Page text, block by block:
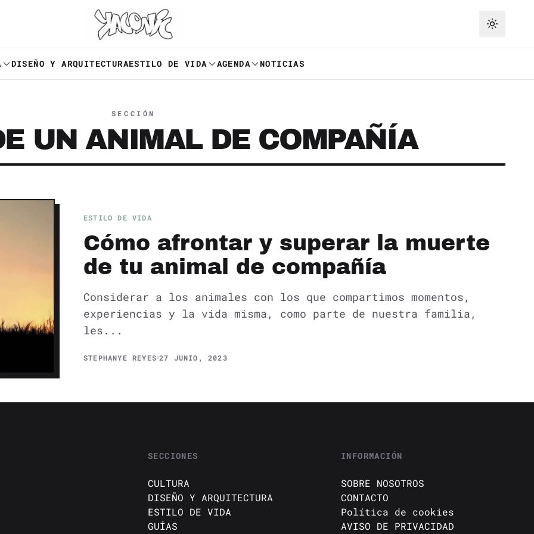
DISEÑO Y ARQUITECTURAESTILO DE VIDA AGENDA NOTICIAS
SECCIÓN
UN ANIMAL DE COMPAÑÍA
ESTILO DE VIDA
Cómo afrontar y superar la muerte
de tu animal de compañía
Considerar a los animales con los que compartimos momentos,
experiencias y la vida misma, como parte de nuestra familia,
les...
STEPHANYE REYES 27 JUNIO, 2023
SECCIONES
CULTURA
DISEÑO Y ARQUITECTURA
ESTILO DE VIDA
GUÍAS
INFORMACIÓN
SOBRE NOSOTROS
CONTACTO
Política de cookies
AVISO DE PRIVACIDAD